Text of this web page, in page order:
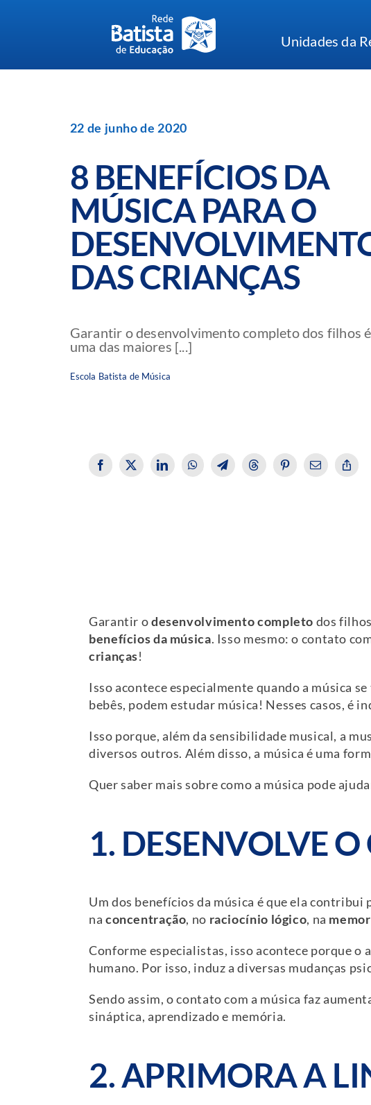
Unidades da
22 de junho de 2020
8 BENEFÍCIOS DA
MÚSICA PARA O
DAS CRIANÇAS
Garantir o desenvolvimento completo dos filhos é
uma das maiores [...]
Escola Batista de Música
Garantir odesenvolvimento completo dos
benefícios da música. Isso mesmo: o contato
crianças!
Isso acontece especialmente quando a música
bebês, podem estudar música! Nesses casos, é
Isso porque, além da sensibilidade musical, a
diversos outros. Além disso, a música é uma
Quer saber mais sobre como a música pode
1. DESENVOLVE
Um dos benefícios da música é que ela contribui
na concentração, no raciocínio lógico, na
Conforme especialistas, isso acontece porque o
humano. Por isso, induz a diversas mudanças
Sendo assim, o contato com a música faz
sináptica, aprendizado e memória.
2. APRIMORA A